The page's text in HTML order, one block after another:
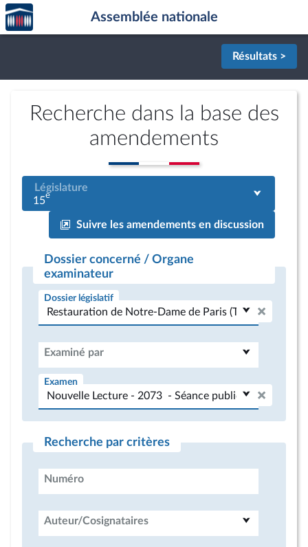
Aller au contenu
Aller en bas de la page
Accèder
à la
page
Assemblée nationale
Résultats >
Recherche dans la base des
amendements
Législature
15e
Suivre les amendements en discussion
Dossier concerné / Organe
examinateur
Dossier législatif
Examiné par
Examen
Recherche par critères
Numéro
Auteur/Cosignataires